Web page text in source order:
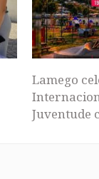
Lamego
Juventude